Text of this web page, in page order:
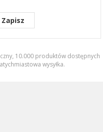
Zapisz
10.000 produktów dostępnych
wysyłka.